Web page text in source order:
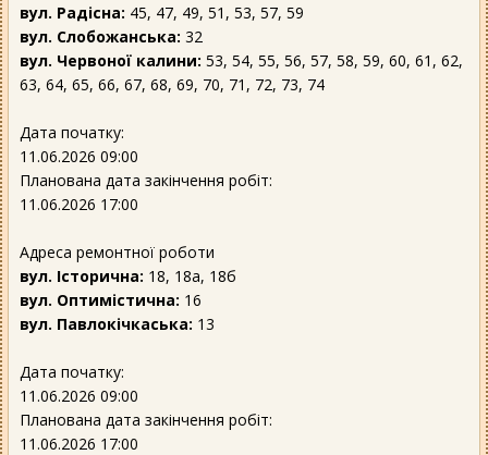
вул. Радісна: 45, 47, 49, 51, 53, 57, 59
вул. Слобожанська: 32
вул. Червоної калини: 53, 54, 55, 56, 57, 58, 59, 60, 61, 62,
63, 64, 65, 66, 67, 68, 69, 70, 71, 72, 73, 74
Дата початку:
11.06.2026 09:00
Планована дата закінчення робіт:
11.06.2026 17:00
Адреса ремонтної роботи
вул. Історична: 18, 18а, 18б
вул. Оптимістична: 16
вул. Павлокічкаська: 13
Дата початку:
11.06.2026 09:00
Планована дата закінчення робіт:
11.06.2026 17:00